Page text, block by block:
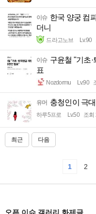
이슈 한국 양궁 컴
더니
드라고노브 Lv.90
이슈 구윤철 "기초
표
Nozdormu Lv.90
유머 충청인이 극
하루5프로 Lv.50 조회
최근 다음
1 2